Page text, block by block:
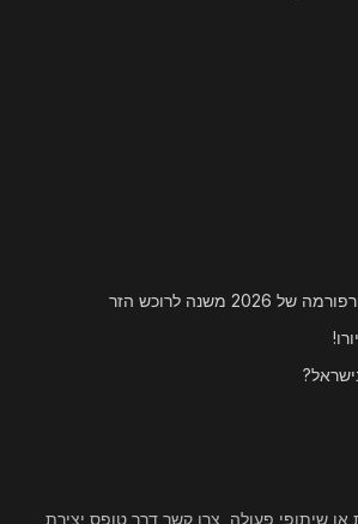
או שיתופי פעולה, צרו קשר דרך טופס יצירת